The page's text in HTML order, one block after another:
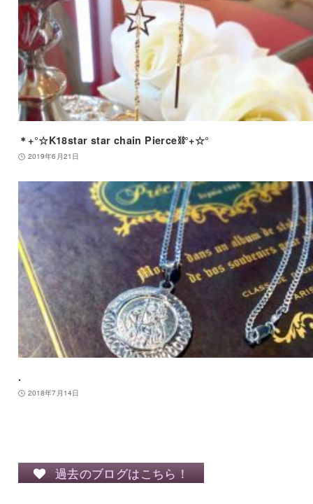
＊+°☆K18star star chain Pierce⛓°+☆°
2019年6月21日
.
2018年7月14日
過去のブログはこちら！